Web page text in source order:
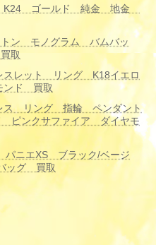
K24 ゴールド 純金 地金
ン モノグラム バムバッ
取
レット リング K18イエロ
ンド 買取
ス リング 指輪 ペンダント
ピンクサファイア ダイヤモ
ニエXS ブラック/ベージ
ッグ 買取